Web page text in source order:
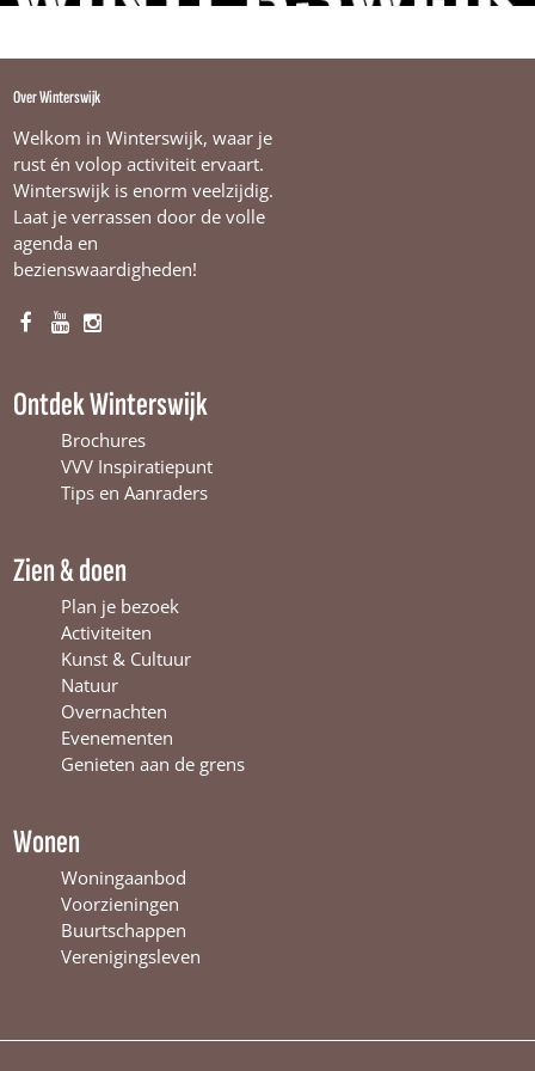
Over Winterswijk
Welkom in Winterswijk, waar je
rust én volop activiteit ervaart.
Winterswijk is enorm veelzijdig.
Laat je verrassen door de volle
agenda en
bezienswaardigheden!
F
e
i
Y
T
u
b
e
n
t
e
r
s
w
i
I
t
a
g
r
W
n
w
Ontdek Winterswijk
Brochures
VVV Inspiratiepunt
Tips en Aanraders
Zien & doen
Plan je bezoek
Activiteiten
Kunst & Cultuur
Natuur
Overnachten
Evenementen
Genieten aan de grens
Wonen
Woningaanbod
Voorzieningen
Buurtschappen
Verenigingsleven